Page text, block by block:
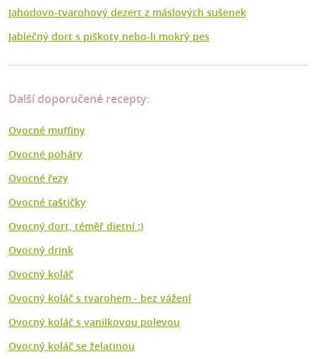
Jahodovo-tvarohový dezert z máslových sušenek
Jablečný dort s piškoty nebo-li mokrý pes
Další doporučené recepty:
Ovocné muffiny
Ovocné poháry
Ovocné řezy
Ovocné taštičky
Ovocný dort, téměř dietní :)
Ovocný drink
Ovocný koláč
Ovocný koláč s tvarohem - bez vážení
Ovocný koláč s vanilkovou polevou
Ovocný koláč se želatinou